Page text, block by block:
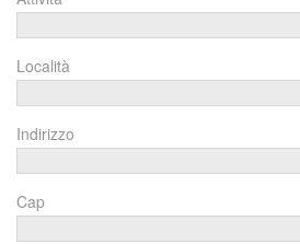
Località
Indirizzo
Cap